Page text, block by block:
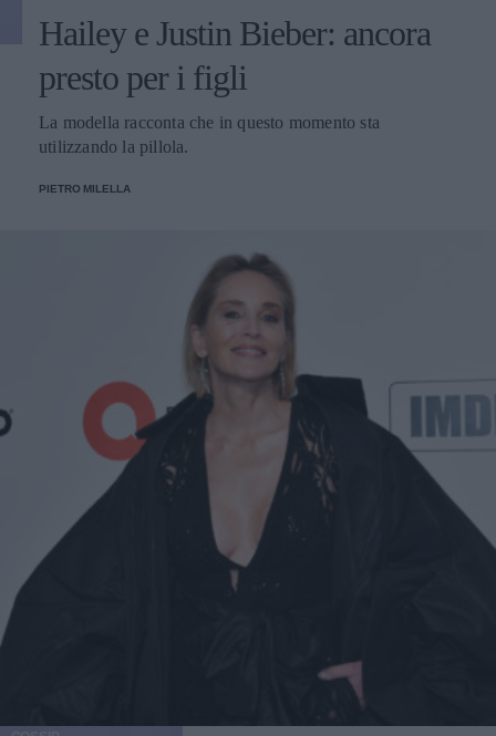
Hailey e Justin Bieber: ancora
presto per i figli
La modella racconta che in questo momento sta
utilizzando la pillola.
PIETRO MILELLA